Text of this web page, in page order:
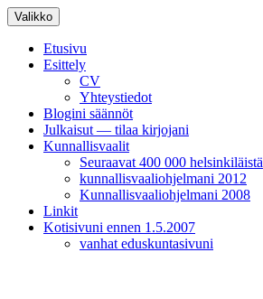
Siirry
sisältöön
Valikko
Etusivu
Esittely
CV
Yhteystiedot
Blogini säännöt
Julkaisut — tilaa kirjojani
Kunnallisvaalit
Seuraavat 400 000 helsinkiläistä
kunnallisvaaliohjelmani 2012
Kunnallisvaaliohjelmani 2008
Linkit
Kotisivuni ennen 1.5.2007
vanhat eduskuntasivuni